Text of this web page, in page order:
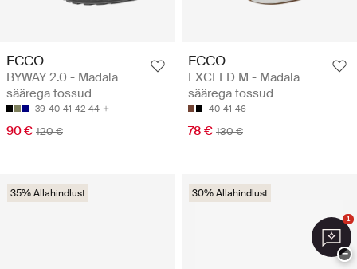
ECCO
BYWAY 2.0 - Madala
säärega tossud
39 40 41 42 44
90 € 120 €
ECCO
EXCEED M - Madala
säärega tossud
40 41 46
78 € 130 €
35% Allahindlust 30% Allahindlust
1
−